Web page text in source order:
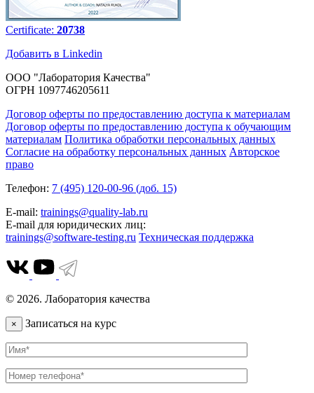
Certificate: 20738
Добавить в Linkedin
ООО "Лаборатория Качества"
ОГРН 1097746205611
Договор оферты по предоставлению доступа к материалам
Договор оферты по предоставлению доступа к обучающим
материалам Политика обработки персональных данных
Согласие на обработку персональных данных Авторское
право
Телефон: 7 (495) 120-00-96 (доб. 15)
E-mail: trainings@quality-lab.ru
E-mail для юридических лиц:
trainings@software-testing.ru Техническая поддержка
© 2026. Лаборатория качества
× Записаться на курс